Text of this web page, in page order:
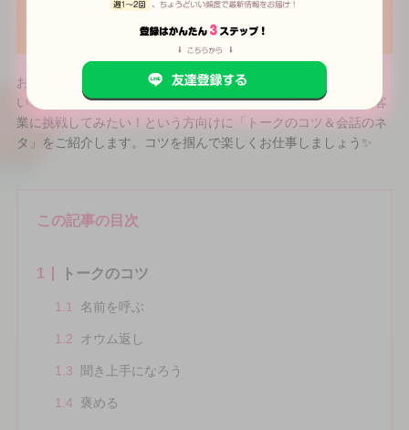
お仕事中、会話がうまく続かなかったり会話のネタが浮かばな
い…など会話が苦手な方や、人見知りだけどナイトワークや接客
業に挑戦してみたい！という方向けに「トークのコツ＆会話のネ
タ」をご紹介します。コツを掴んで楽しくお仕事しましょう✨
この記事の目次
1 トークのコツ
1.1 名前を呼ぶ
1.2 オウム返し
1.3 聞き上手になろう
1.4 褒める